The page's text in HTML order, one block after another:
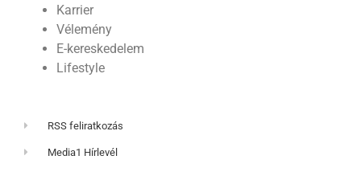
Karrier
Vélemény
E-kereskedelem
Lifestyle
RSS feliratkozás
Media1 Hírlevél